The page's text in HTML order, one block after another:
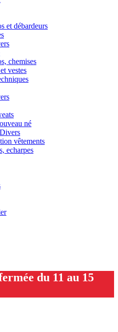
et débardeurs
chemises
vestes
né
vêtements
echarpes
du 11 au 15